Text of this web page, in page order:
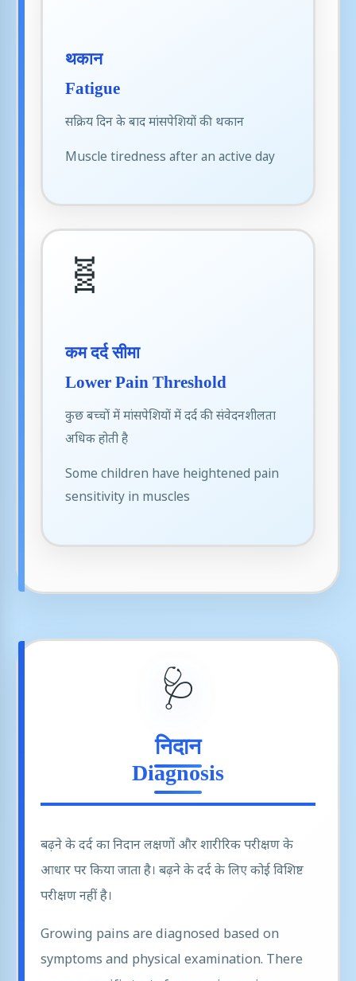
थकान
Fatigue
सक्रिय दिन के बाद मांसपेशियों की थकान
Muscle tiredness after an active day
🧬
कम दर्द सीमा
Lower Pain Threshold
कुछ बच्चों में मांसपेशियों में दर्द की संवेदनशीलता
अधिक होती है
Some children have heightened pain
sensitivity in muscles
🩺
निदान
Diagnosis
बढ़ने के दर्द का निदान लक्षणों और शारीरिक परीक्षण के
आधार पर किया जाता है। बढ़ने के दर्द के लिए कोई विशिष्ट
परीक्षण नहीं है।
Growing pains are diagnosed based on
symptoms and physical examination. There